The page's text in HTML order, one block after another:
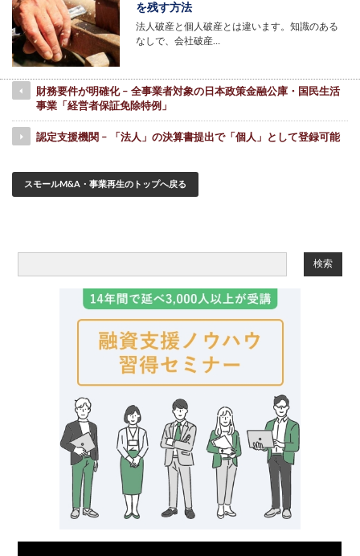
を残す方法
法人破産と個人破産とは違います。知識のある
なしで、会社破産…
財務要件が明確化 – 全事業者対象の日本政策金融公庫・国民生活
事業「経営者保証免除特例」
認定支援機関 – 「法人」の決算書提出で「個人」として登録可能
スモールM&A・事業再生のトップへ戻る